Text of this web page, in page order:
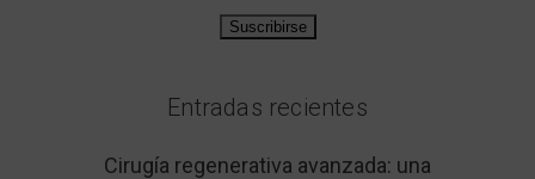
Entradas recientes
Cirugía regenerativa avanzada: una